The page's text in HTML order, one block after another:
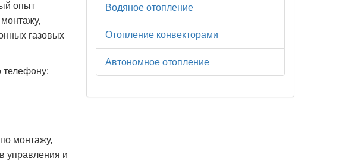
опыт
газовых
телефону:
монтажу,
управления и
Водяное отопление
Отопление конвекторами
Автономное отопление